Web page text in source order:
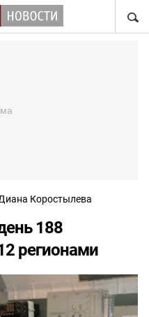
Коростылева
188
регионами